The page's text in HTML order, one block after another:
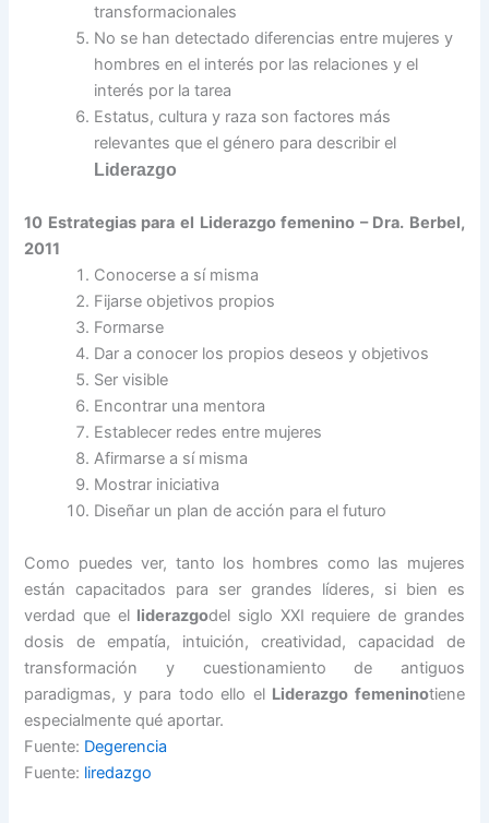
transformacionales
No se han detectado diferencias entre mujeres y
hombres en el interés por las relaciones y el
interés por la tarea
Estatus, cultura y raza son factores más
relevantes que el género para describir el
Liderazgo
10 Estrategias para el Liderazgo femenino – Dra. Berbel,
2011
Conocerse a sí misma
Fijarse objetivos propios
Formarse
Dar a conocer los propios deseos y objetivos
Ser visible
Encontrar una mentora
Establecer redes entre mujeres
Afirmarse a sí misma
Mostrar iniciativa
Diseñar un plan de acción para el futuro
Como puedes ver, tanto los hombres como las mujeres
están capacitados para ser grandes líderes, si bien es
verdad que el liderazgodel siglo XXI requiere de grandes
dosis de empatía, intuición, creatividad, capacidad de
transformación y cuestionamiento de antiguos
paradigmas, y para todo ello el Liderazgo femeninotiene
especialmente qué aportar.
Fuente: Degerencia
Fuente: liredazgo